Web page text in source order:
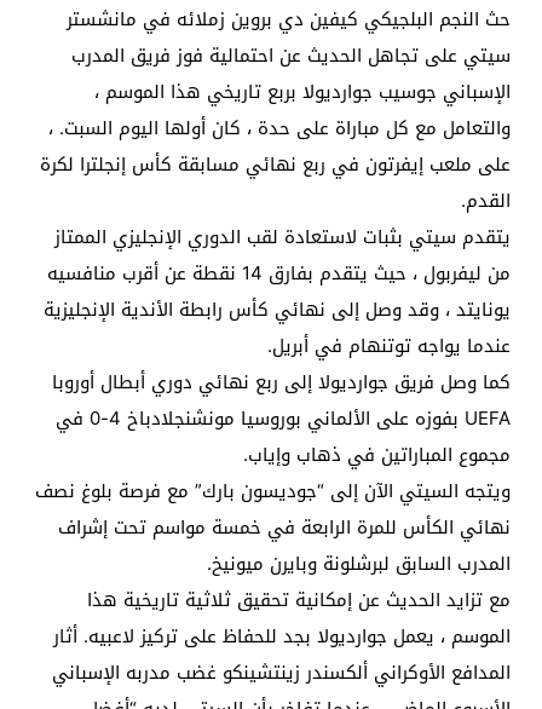
حث النجم البلجيكي كيفين دي بروين زملائه في مانشستر
سيتي على تجاهل الحديث عن احتمالية فوز فريق المدرب
الإسباني جوسيب جوارديولا بربع تاريخي هذا الموسم ،
والتعامل مع كل مباراة على حدة ، كان أولها اليوم السبت. ،
على ملعب إيفرتون في ربع نهائي مسابقة كأس إنجلترا لكرة
القدم.
يتقدم سيتي بثبات لاستعادة لقب الدوري الإنجليزي الممتاز
من ليفربول ، حيث يتقدم بفارق 14 نقطة عن أقرب منافسيه
يونايتد ، وقد وصل إلى نهائي كأس رابطة الأندية الإنجليزية
عندما يواجه توتنهام في أبريل.
كما وصل فريق جوارديولا إلى ربع نهائي دوري أبطال أوروبا
UEFA بفوزه على الألماني بوروسيا مونشنجلادباخ 4-0 في
مجموع المباراتين في ذهاب وإياب.
ويتجه السيتي الآن إلى “جوديسون بارك” مع فرصة بلوغ نصف
نهائي الكأس للمرة الرابعة في خمسة مواسم تحت إشراف
المدرب السابق لبرشلونة وبايرن ميونيخ.
مع تزايد الحديث عن إمكانية تحقيق ثلاثية تاريخية هذا
الموسم ، يعمل جوارديولا بجد للحفاظ على تركيز لاعبيه. أثار
المدافع الأوكراني ألكسندر زينتشينكو غضب مدربه الإسباني